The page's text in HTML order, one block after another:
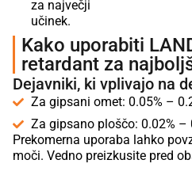
za največji
učinek.
Kako uporabiti
retardant za
Dejavniki, ki vplivajo na
Za gipsani omet: 0.05% –
Za gipsano ploščo: 0.02% –
Prekomerna uporaba lahko
moči. Vedno preizkusite pred